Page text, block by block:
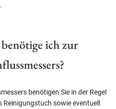
ich zur
benötigen Sie in der Regel
Reinigungstuch sowie eventuell